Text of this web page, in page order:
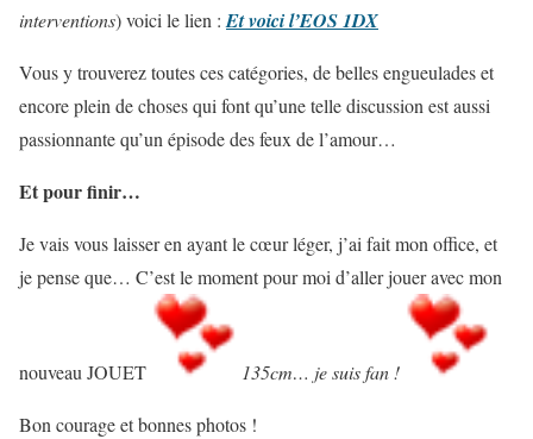
interventions) voici le lien : Et voici l’EOS 1DX
Vous y trouverez toutes ces catégories, de belles engueulades et
encore plein de choses qui font qu’une telle discussion est aussi
passionnante qu’un épisode des feux de l’amour…
Et pour finir…
Je vais vous laisser en ayant le cœur léger, j’ai fait mon office, et
je pense que… C’est le moment pour moi d’aller jouer avec mon
nouveau JOUET 135cm… je suis fan !
Bon courage et bonnes photos !